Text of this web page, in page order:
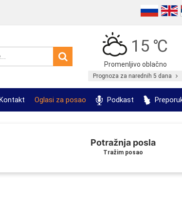
15 ℃
Promenljivo oblačno
Prognoza za narednih 5 dana
Oglasi za posao Podkast
Potražnja posla
Tražim posao